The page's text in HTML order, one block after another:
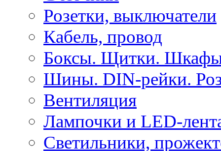
Розетки, выключатели
Кабель, провод
Боксы. Щитки.
Шины. DIN-рейки.
Вентиляция
Лампочки и LED-
Светильники,